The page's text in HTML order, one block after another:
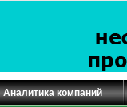
Аналитика компаний